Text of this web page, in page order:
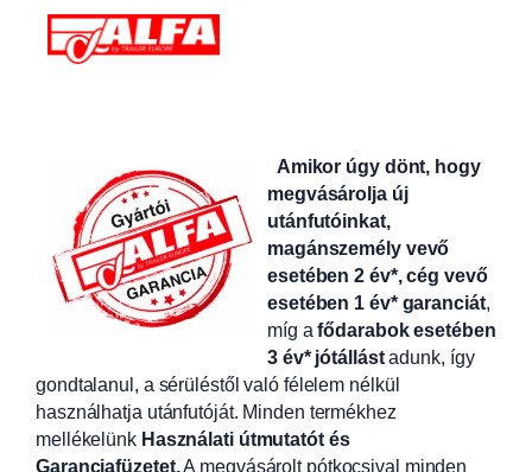
Amikor úgy dönt, hogy
megvásárolja új
utánfutóinkat,
magánszemély vevő
esetében 2 év*, cég vevő
esetében 1 év* garanciát,
míg afődarabok esetében
3 év* jótállástadunk, így
gondtalanul, a sérüléstől való félelem nélkül
használhatja utánfutóját. Minden termékhez
mellékelünk Használati útmutatót és
Garanciafüzetet.A megvásárolt pótkocsival minden